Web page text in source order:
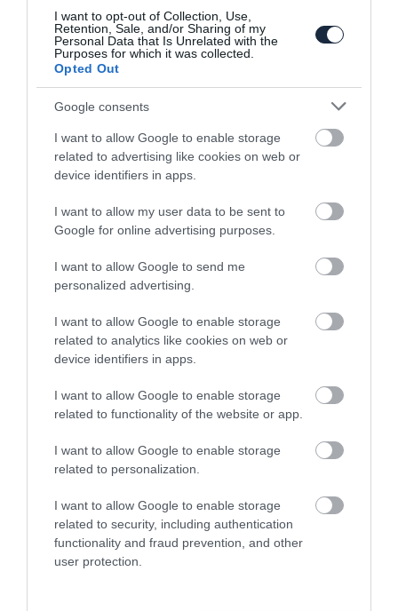
I want to opt-out of Collection, Use,
Retention, Sale, and/or Sharing of my
Personal Data that Is Unrelated with the
Purposes for which it was collected.
Opted Out
Google consents
I want to allow Google to enable storage
related to advertising like cookies on web or
device identifiers in apps.
I want to allow my user data to be sent to
Google for online advertising purposes.
I want to allow Google to send me
personalized advertising.
I want to allow Google to enable storage
related to analytics like cookies on web or
device identifiers in apps.
I want to allow Google to enable storage
related to functionality of the website or app.
I want to allow Google to enable storage
related to personalization.
I want to allow Google to enable storage
related to security, including authentication
functionality and fraud prevention, and other
user protection.
Kukázta a dízel lehetőséget a Dacia az új
Logan és…
Első helyen a Dacia Európában
Olcsó sport, azaz bemutatkozott a
Sandero RS új…